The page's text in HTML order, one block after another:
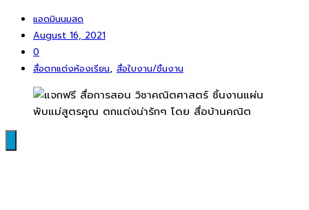
แอดมินนมสด
August 16, 2021
0
สื่อตกแต่งห้องเรียน, สื่อใบงาน/ชิ้นงาน